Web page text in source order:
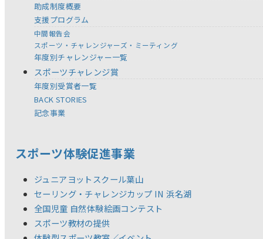
助成制度概要
支援プログラム
中間報告会
スポーツ・チャレンジャーズ・ミーティング
年度別チャレンジャー一覧
スポーツチャレンジ賞
年度別受賞者一覧
BACK STORIES
記念事業
スポーツ体験促進事業
ジュニアヨットスクール葉山
セーリング・チャレンジカップ IN 浜名湖
全国児童 自然体験絵画コンテスト
スポーツ教材の提供